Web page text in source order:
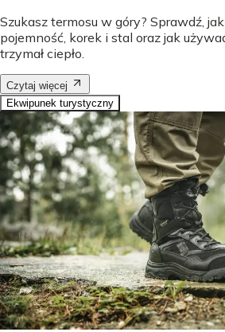
Szukasz termosu w góry? Sprawdź,
pojemność, korek i stal oraz jak
trzymał ciepło.
Czytaj więcej
Ekwipunek turystyczny